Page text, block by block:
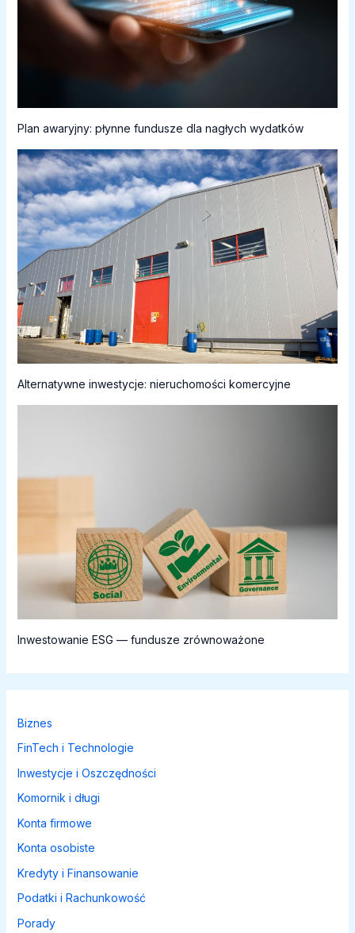
Plan awaryjny: płynne fundusze dla nagłych wydatków
Alternatywne inwestycje: nieruchomości komercyjne
Inwestowanie ESG — fundusze zrównoważone
Biznes
FinTech i Technologie
Inwestycje i Oszczędności
Komornik i długi
Konta firmowe
Konta osobiste
Kredyty i Finansowanie
Podatki i Rachunkowość
Porady